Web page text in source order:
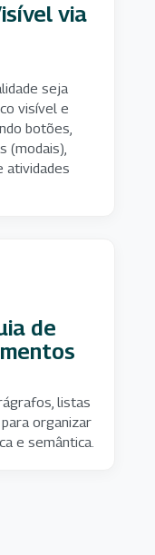
via
seja
visível e
botões,
(modais),
atividades
de
listas
organizar
e semântica.